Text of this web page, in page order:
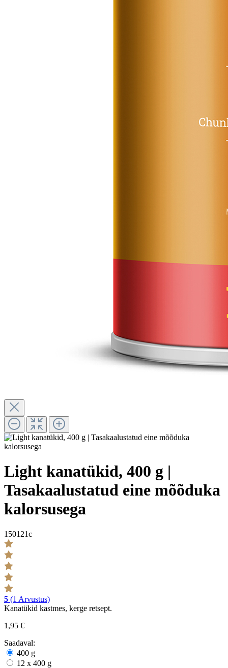
Light kanatükid, 400 g |
Tasakaalustatud eine mõõduka
kalorsusega
150121c
5 (1 Arvustus)
Kanatükid kastmes, kerge retsept.
1,95 €
Saadaval:
400 g
12 x 400 g